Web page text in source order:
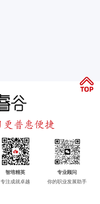
智培精英
专注成就卓越
专业顾问
你的职业发展助手